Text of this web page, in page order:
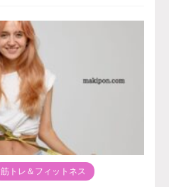
筋トレ＆フィットネス